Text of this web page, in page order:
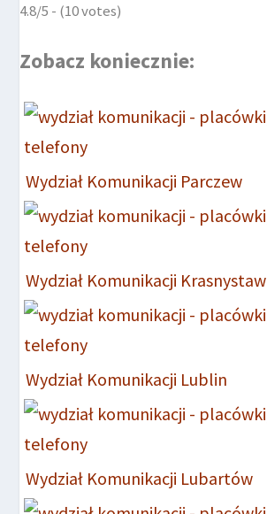
4.8/5 - (10 votes)
Zobacz koniecznie:
Wydział Komunikacji Parczew
Wydział Komunikacji Krasnystaw
Wydział Komunikacji Lublin
Wydział Komunikacji Lubartów